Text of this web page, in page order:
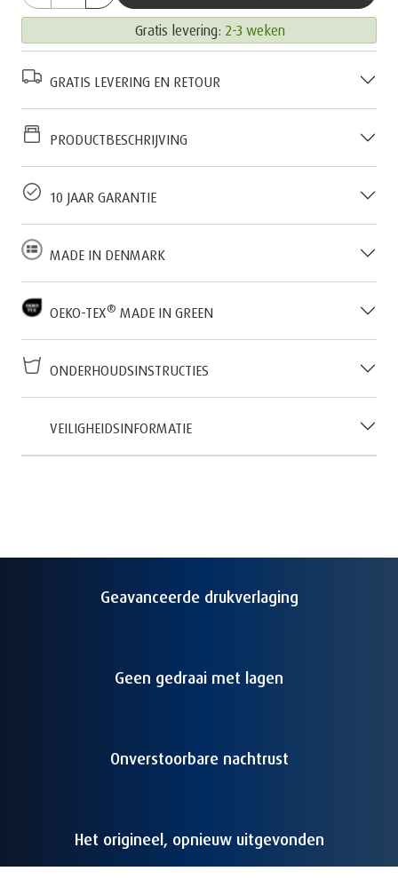
Gratis levering: 2-3 weken
GRATIS LEVERING EN RETOUR
PRODUCTBESCHRIJVING
10 JAAR GARANTIE
MADE IN DENMARK
OEKO-TEX® MADE IN GREEN
ONDERHOUDSINSTRUCTIES
VEILIGHEIDSINFORMATIE
Geavanceerde drukverlaging
Geen gedraai met lagen
Onverstoorbare nachtrust
Het origineel, opnieuw uitgevonden